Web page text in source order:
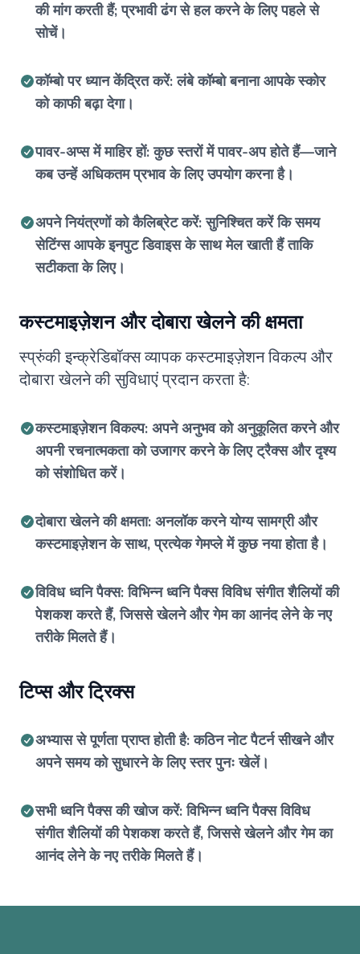
की मांग करती हैं; प्रभावी ढंग से हल करने के लिए पहले से
सोचें।
कॉम्बो पर ध्यान केंद्रित करें: लंबे कॉम्बो बनाना आपके स्कोर
को काफी बढ़ा देगा।
पावर-अप्स में माहिर हों: कुछ स्तरों में पावर-अप होते हैं—जाने
कब उन्हें अधिकतम प्रभाव के लिए उपयोग करना है।
अपने नियंत्रणों को कैलिब्रेट करें: सुनिश्चित करें कि समय
सेटिंग्स आपके इनपुट डिवाइस के साथ मेल खाती हैं ताकि
सटीकता के लिए।
कस्टमाइज़ेशन और दोबारा खेलने की क्षमता
स्प्रुंकी इन्क्रेडिबॉक्स व्यापक कस्टमाइज़ेशन विकल्प और
दोबारा खेलने की सुविधाएं प्रदान करता है:
कस्टमाइज़ेशन विकल्प: अपने अनुभव को अनुकूलित करने और
अपनी रचनात्मकता को उजागर करने के लिए ट्रैक्स और दृश्य
को संशोधित करें।
दोबारा खेलने की क्षमता: अनलॉक करने योग्य सामग्री और
कस्टमाइज़ेशन के साथ, प्रत्येक गेमप्ले में कुछ नया होता है।
विविध ध्वनि पैक्स: विभिन्न ध्वनि पैक्स विविध संगीत शैलियों की
पेशकश करते हैं, जिससे खेलने और गेम का आनंद लेने के नए
तरीके मिलते हैं।
टिप्स और ट्रिक्स
अभ्यास से पूर्णता प्राप्त होती है: कठिन नोट पैटर्न सीखने और
अपने समय को सुधारने के लिए स्तर पुनः खेलें।
सभी ध्वनि पैक्स की खोज करें: विभिन्न ध्वनि पैक्स विविध
संगीत शैलियों की पेशकश करते हैं, जिससे खेलने और गेम का
आनंद लेने के नए तरीके मिलते हैं।